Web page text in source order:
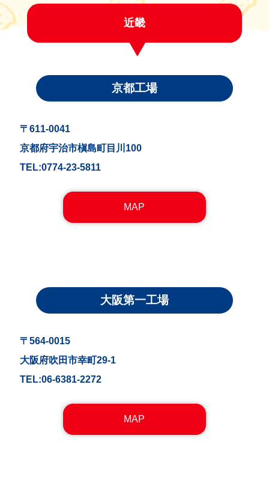
近畿
京都工場
〒611-0041
京都府宇治市槇島町目川100
TEL:0774-23-5811
MAP
大阪第一工場
〒564-0015
大阪府吹田市幸町29-1
TEL:06-6381-2272
MAP